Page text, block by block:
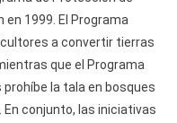
1999. El Programa
a convertir tierras
que el Programa
la tala en bosques
conjunto, las iniciativas